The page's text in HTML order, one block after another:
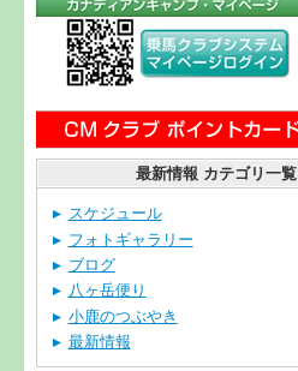
最新情報 カテゴリ一覧
スケジュール
フォトギャラリー
ブログ
八ヶ岳便り
小鹿のつぶやき
最新情報